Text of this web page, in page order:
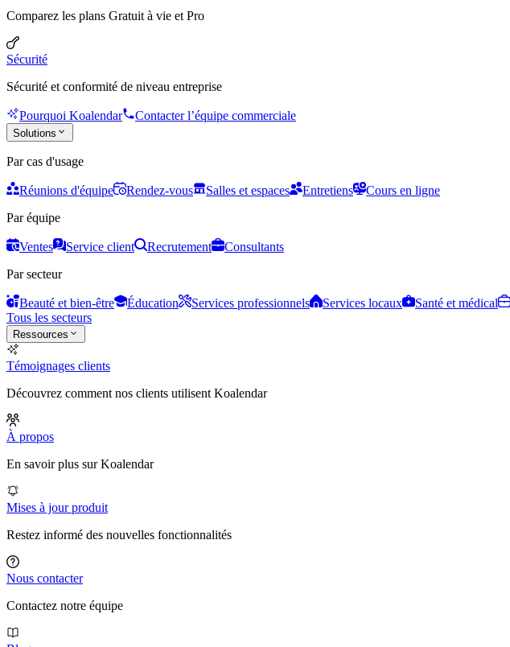
Comparez les plans Gratuit à vie et Pro
Sécurité
Sécurité et conformité de niveau entreprise
Pourquoi Koalendar Contacter l’équipe commerciale
Solutions
Par cas d'usage
Réunions d'équipe Rendez-vous Salles et espaces Entretiens
Cours en ligne
Par équipe
Ventes Service client Recrutement
Consultants
Par secteur
Beauté et bien-être Éducation Services professionnels Services locaux Santé et médical
Tous les secteurs
Ressources
Témoignages clients
Découvrez comment nos clients utilisent Koalendar
À propos
En savoir plus sur Koalendar
Mises à jour produit
Restez informé des nouvelles fonctionnalités
Nous contacter
Contactez notre équipe